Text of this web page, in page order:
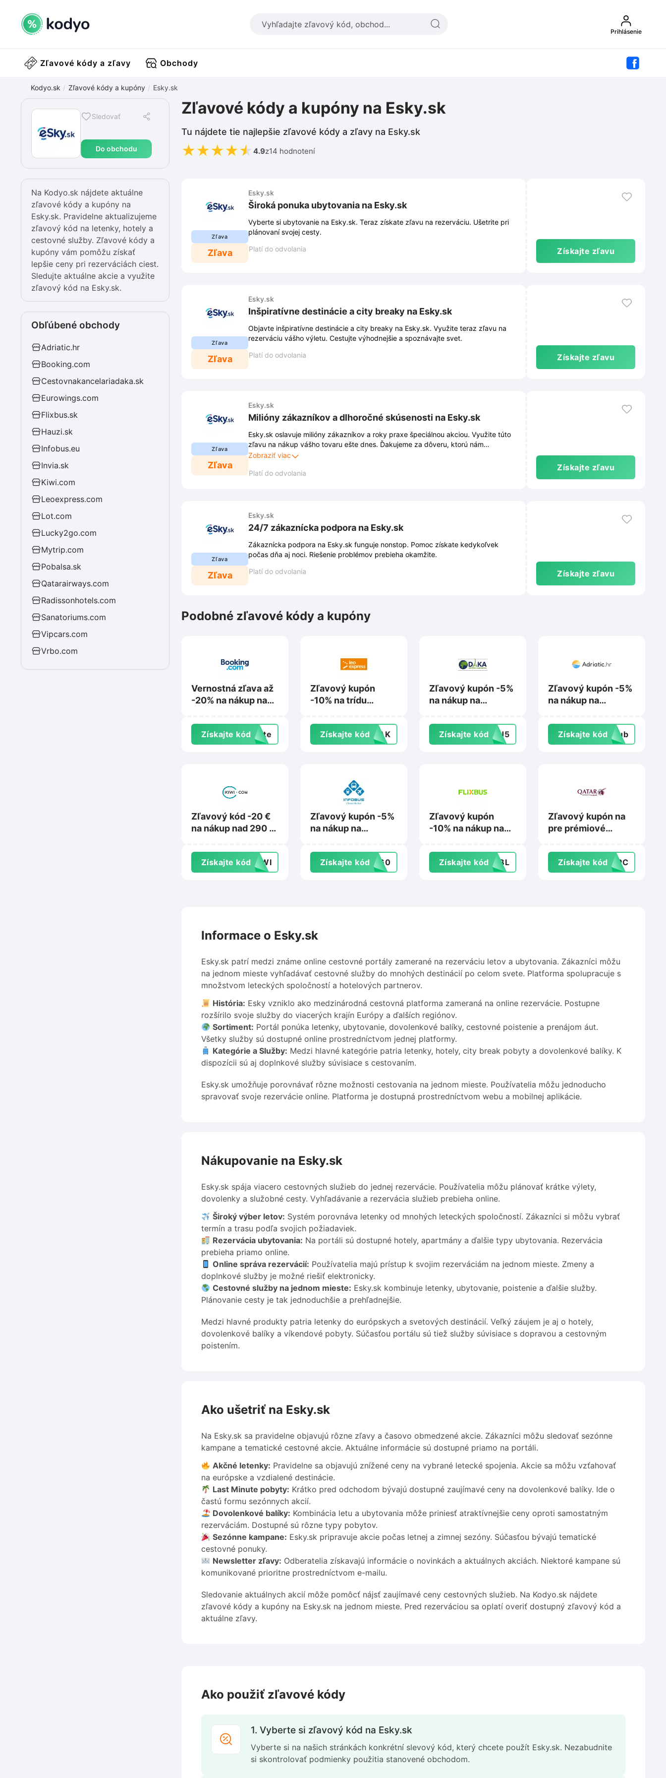
Prihlásenie
Zľavové kódy a zľavy Obchody
Kodyo.sk Zľavové kódy a kupóny Esky.sk
Sledovať
Do obchodu
Zľavové kódy a kupóny na Esky.sk
Tu nájdete tie najlepšie zľavové kódy a zľavy na Esky.sk
★★★★★ 4.9z14 hodnotení
Na Kodyo.sk nájdete aktuálne
zľavové kódy a kupóny na
Esky.sk. Pravidelne aktualizujeme
zľavový kód na letenky, hotely a
cestovné služby. Zľavové kódy a
kupóny vám pomôžu získať
lepšie ceny pri rezerváciách ciest.
Sledujte aktuálne akcie a využite
zľavový kód na Esky.sk.
Obľúbené obchody
Adriatic.hr
Booking.com
Cestovnakancelariadaka.sk
Eurowings.com
Flixbus.sk
Hauzi.sk
Infobus.eu
Invia.sk
Kiwi.com
Leoexpress.com
Lot.com
Lucky2go.com
Mytrip.com
Pobalsa.sk
Qatarairways.com
Radissonhotels.com
Sanatoriums.com
Vipcars.com
Vrbo.com
Zľava
Zľava
Esky.sk
Široká ponuka ubytovania na Esky.sk
Vyberte si ubytovanie na Esky.sk. Teraz získate zľavu na rezerváciu. Ušetrite pri
plánovaní svojej cesty.
Platí do odvolania
Získajte zľavu
Zľava
Zľava
Esky.sk
Inšpiratívne destinácie a city breaky na Esky.sk
Objavte inšpiratívne destinácie a city breaky na Esky.sk. Využite teraz zľavu na
rezerváciu vášho výletu. Cestujte výhodnejšie a spoznávajte svet.
Platí do odvolania
Získajte zľavu
Zľava
Zľava
Esky.sk
Milióny zákazníkov a dlhoročné skúsenosti na Esky.sk
Esky.sk oslavuje milióny zákazníkov a roky praxe špeciálnou akciou. Využite túto
zľavu na nákup vášho tovaru ešte dnes. Ďakujeme za dôveru, ktorú nám
prejavujete.
Zobraziť viac
Platí do odvolania
Získajte zľavu
Zľava
Zľava
Esky.sk
24/7 zákaznícka podpora na Esky.sk
Zákaznícka podpora na Esky.sk funguje nonstop. Pomoc získate kedykoľvek
počas dňa aj noci. Riešenie problémov prebieha okamžite.
Platí do odvolania
Získajte zľavu
Podobné zľavové kódy a kupóny
Vernostná zľava až
-20% na nákup na
Získajte kód exte
Zľavový kupón
-10% na trídu
Leoexpress.com
Získajte kódVLAK
Zľavový kupón -5%
na nákup na
Získajte kód CJ5
Zľavový kupón -5%
na nákup na
Získajte kód club
Zľavový kód -20 €
na nákup nad 290 €
Získajte kódKIWI
Zľavový kupón -5%
na nákup na
Získajte kódNT60
Zľavový kupón
-10% na nákup na
Získajte kódPLBL
Zľavový kupón na
pre prémiové
triedy na
Qatarairways.com
Získajte kódEMPC
Informace o Esky.sk
Esky.sk patrí medzi známe online cestovné portály zamerané na rezerváciu letov a ubytovania. Zákazníci môžu
na jednom mieste vyhľadávať cestovné služby do mnohých destinácií po celom svete. Platforma spolupracuje s
množstvom leteckých spoločností a hotelových partnerov.
História: Esky vzniklo ako medzinárodná cestovná platforma zameraná na online rezervácie. Postupne
rozšírilo svoje služby do viacerých krajín Európy a ďalších regiónov.
Sortiment: Portál ponúka letenky, ubytovanie, dovolenkové balíky, cestovné poistenie a prenájom áut.
Všetky služby sú dostupné online prostredníctvom jednej platformy.
Kategórie a Služby: Medzi hlavné kategórie patria letenky, hotely, city break pobyty a dovolenkové balíky. K
dispozícii sú aj doplnkové služby súvisiace s cestovaním.
Esky.sk umožňuje porovnávať rôzne možnosti cestovania na jednom mieste. Používatelia môžu jednoducho
spravovať svoje rezervácie online. Platforma je dostupná prostredníctvom webu a mobilnej aplikácie.
Nákupovanie na Esky.sk
Esky.sk spája viacero cestovných služieb do jednej rezervácie. Používatelia môžu plánovať krátke výlety,
dovolenky a služobné cesty. Vyhľadávanie a rezervácia služieb prebieha online.
Široký výber letov: Systém porovnáva letenky od mnohých leteckých spoločností. Zákazníci si môžu vybrať
termín a trasu podľa svojich požiadaviek.
Rezervácia ubytovania: Na portáli sú dostupné hotely, apartmány a ďalšie typy ubytovania. Rezervácia
prebieha priamo online.
Online správa rezervácií: Používatelia majú prístup k svojim rezerváciám na jednom mieste. Zmeny a
doplnkové služby je možné riešiť elektronicky.
Cestovné služby na jednom mieste: Esky.sk kombinuje letenky, ubytovanie, poistenie a ďalšie služby.
Plánovanie cesty je tak jednoduchšie a prehľadnejšie.
Medzi hlavné produkty patria letenky do európskych a svetových destinácií. Veľký záujem je aj o hotely,
dovolenkové balíky a víkendové pobyty. Súčasťou portálu sú tiež služby súvisiace s dopravou a cestovným
poistením.
Ako ušetriť na Esky.sk
Na Esky.sk sa pravidelne objavujú rôzne zľavy a časovo obmedzené akcie. Zákazníci môžu sledovať sezónne
kampane a tematické cestovné akcie. Aktuálne informácie sú dostupné priamo na portáli.
Akčné letenky: Pravidelne sa objavujú znížené ceny na vybrané letecké spojenia. Akcie sa môžu vzťahovať
na európske a vzdialené destinácie.
Last Minute pobyty: Krátko pred odchodom bývajú dostupné zaujímavé ceny na dovolenkové balíky. Ide o
častú formu sezónnych akcií.
Dovolenkové balíky: Kombinácia letu a ubytovania môže priniesť atraktívnejšie ceny oproti samostatným
rezerváciám. Dostupné sú rôzne typy pobytov.
Sezónne kampane: Esky.sk pripravuje akcie počas letnej a zimnej sezóny. Súčasťou bývajú tematické
cestovné ponuky.
Newsletter zľavy: Odberatelia získavajú informácie o novinkách a aktuálnych akciách. Niektoré kampane sú
komunikované prioritne prostredníctvom e-mailu.
Sledovanie aktuálnych akcií môže pomôcť nájsť zaujímavé ceny cestovných služieb. Na Kodyo.sk nájdete
zľavové kódy a kupóny na Esky.sk na jednom mieste. Pred rezerváciou sa oplatí overiť dostupný zľavový kód a
aktuálne zľavy.
Ako použiť zľavové kódy
1. Vyberte si zľavový kód na Esky.sk
Vyberte si na našich stránkách konkrétní slevový kód, který chcete použít Esky.sk. Nezabudnite
si skontrolovať podmienky použitia stanovené obchodom.